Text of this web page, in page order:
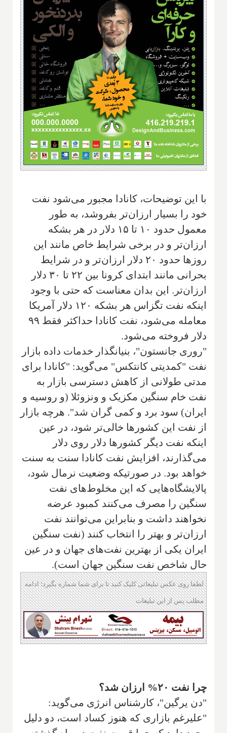
با این توضیحات، کانادا مجبور می‌شود نفت
خود را بسیار ارزان‌تر بفروشد، به طور
معمول حدود ۱۰ تا ۱۵ دلار در هر بشکه
ارزان‌تر و در برخی شرایط خاص مانند این
روزها حدود ۲۰ دلار ارزان‌تر و در شرایط
بحرانی مانند ابتدای کرونا بین ۲۲ تا ۳۰ دلار
ارزان‌تر. این بدان معناست که حتی با وجود
اینکه نفت تگزاس هر بشکه ۱۲۰ دلار آمریکا
معامله می‌شود، نفت کانادا حداکثر فقط ۹۹
دلار فروخته می‌شود.
"روری جانستون"، بنیانگذار خدمات داده بازار
نفت "کمدیتی کانتکس" می‌گوید: "کانادا برای
مدتی طولانی از کاهش دسترسی بازار به
نفت خام سنگین مکزیک و ونزوئلا (و روسیه و
ایران) سود برد و کمی گران شد". هرچه بازار
از نفت این کشورها خالی‌تر شود، در عین
اینکه نفت دیگر کشورها دلار روی دلار
می‌گذارند، افزایش نفت کانادا سنت به سنت
خواهد بود. در صورتیکه وضعیت نرمال شود،
پالایشگاه‌هایی که این مخلوط‌های نفت
سنگین را مصرف می‌کنند کمبود عرضه
نخواهند داشت و بنابراین می‌توانند نفت
ارزان‌تر و بهتر را انتخاب کنند (نفت سنگین
ایران یکی از بهترین نفت‌های جهان و در عین
حال شاخص نفت سنگین جهان است).
لطفا روی عکس تبلیغاتی کلیک کنید تا برای شما شماره بگیرد؛ ادامه
مطلب پس از این تبلیغات
چرا نفت ۲۰% ارزان شد؟
"دن یرگین"، کارشناس انرژی می‌گوید:
"علیرغم بازاری که هنوز کساد است، دو دلیل